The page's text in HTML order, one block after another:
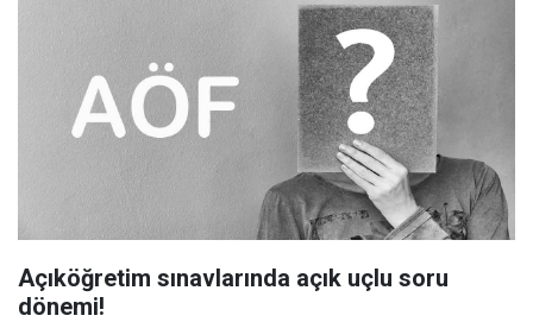
Açıköğretim sınavlarında açık uçlu soru
dönemi!